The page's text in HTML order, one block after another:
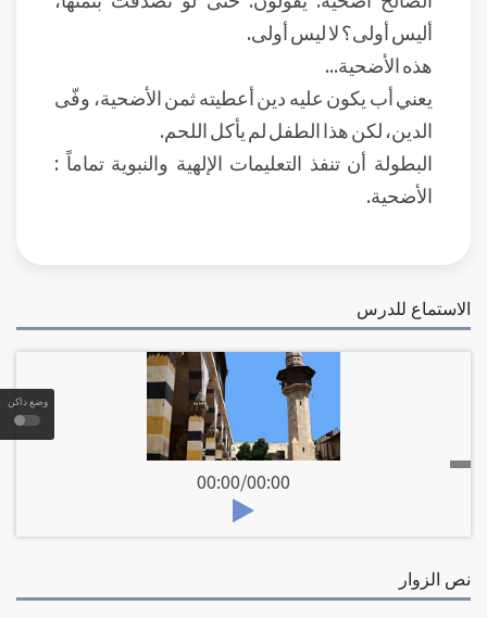
وضع داكن
أليس أولى؟ لا ليس أولى.
هذه الأضحية...
يعني أب يكون عليه دين أعطيته ثمن الأضحية، وفّى
الدين، لكن هذا الطفل لم يأكل اللحم.
البطولة أن تنفذ التعليمات الإلهية والنبوية تماماً :
الأضحية.
الاستماع للدرس
00:00/00:00
نص الزوار